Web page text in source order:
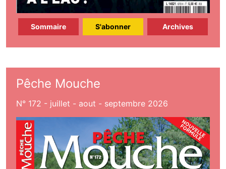
Sommaire S'abonner Archives
Pêche Mouche
N° 172 - juillet - aout - septembre 2026